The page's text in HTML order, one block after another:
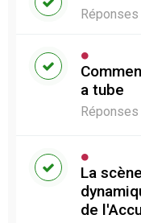
Réponses
a tube
Réponses
La
de